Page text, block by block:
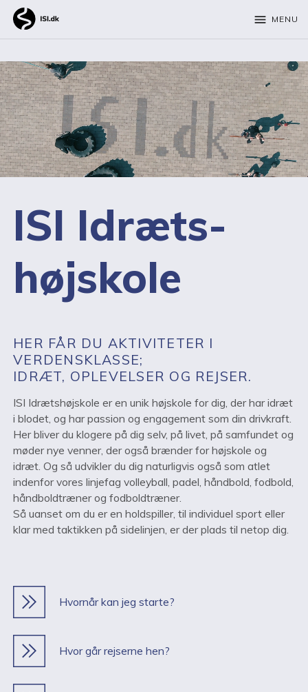
menu MENU
ISI Idræts­
højskole
HER FÅR DU AKTIVITETER I
VERDENSKLASSE;
IDRÆT, OPLEVELSER OG REJSER.
ISI Idrætshøjskole er en unik højskole for dig, der har idræt
i blodet, og har passion og engagement som din drivkraft.
Her bliver du klogere på dig selv, på livet, på samfundet og
møder nye venner, der også brænder for højskole og
idræt. Og så udvikler du dig naturligvis også som atlet
indenfor vores linjefag volleyball, padel, håndbold, fodbold,
håndboldtræner og fodboldtræner.
Så uanset om du er en holdspiller, til individuel sport eller
klar med taktikken på sidelinjen, er der plads til netop dig.
Hvornår kan jeg starte?
Hvor går rejserne hen?